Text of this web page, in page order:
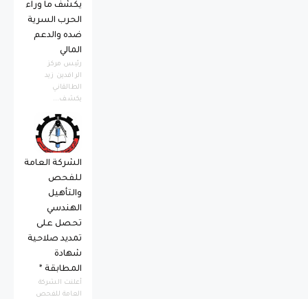
يكشف ما وراء
الحرب السرية
ضده والدعم
المالي
رئيس مركز
الرافدين زيد
الطالقاني
يكشف...
الشركة العامة
للفحص
والتأهيل
الهندسي
تحصل على
تمديد صلاحية
شهادة
المطابقة *
أعلنت الشركة
العامة للفحص